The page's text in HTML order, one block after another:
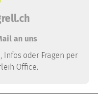
an uns
Infos oder Fragen per
Office.